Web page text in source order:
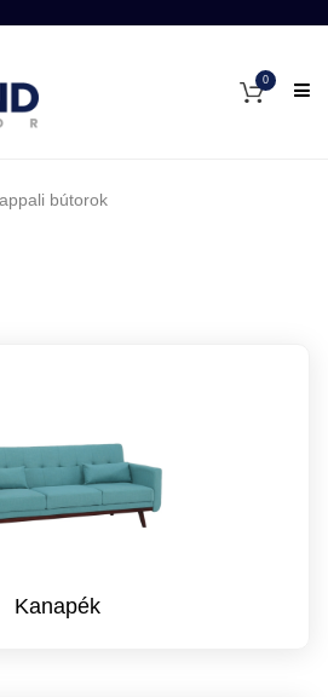
0
bútorok
Kanapék